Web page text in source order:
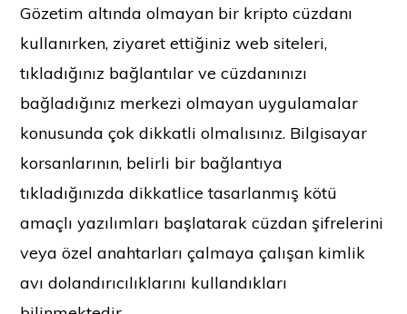
Gözetim altında olmayan bir kripto cüzdanı
kullanırken, ziyaret ettiğiniz web siteleri,
tıkladığınız bağlantılar ve cüzdanınızı
bağladığınız merkezi olmayan uygulamalar
konusunda çok dikkatli olmalısınız. Bilgisayar
korsanlarının, belirli bir bağlantıya
tıkladığınızda dikkatlice tasarlanmış kötü
amaçlı yazılımları başlatarak cüzdan şifrelerini
veya özel anahtarları çalmaya çalışan kimlik
avı dolandırıcılıklarını kullandıkları